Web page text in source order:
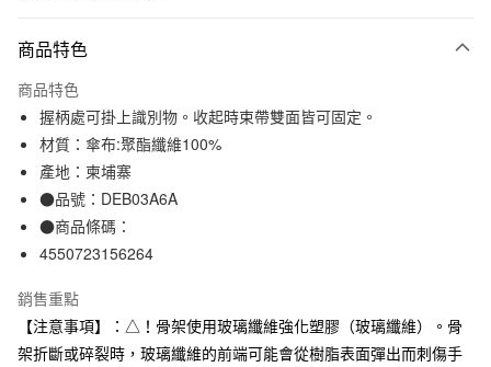
信用卡一次付款
信用卡分期付款
3 期 0 利率 每期NT$196
合作金庫商業銀行
華南商業銀行
上海商業儲蓄銀行
臺灣中小企業銀行
匯豐（台灣）商業銀行
聯邦商業銀行
元大商業銀行
永豐商業銀行
玉山商業銀行
星展（台灣）商業銀行
LINE Pay
Apple Pay
街口支付
悠遊付
運送方式
商品特色
商品特色
握柄處可掛上識別物。收起時束帶雙面皆可固定。
材質：傘布:聚酯纖維100%
產地：柬埔寨
●品號：DEB03A6A
●商品條碼：
4550723156264
銷售重點
【注意事項】：△！骨架使用玻璃纖維強化塑膠（玻璃纖維）。骨
架折斷或碎裂時，玻璃纖維的前端可能會從樹脂表面彈出而刺傷手